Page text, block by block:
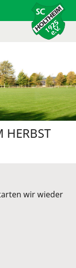
HERBST
wir wieder